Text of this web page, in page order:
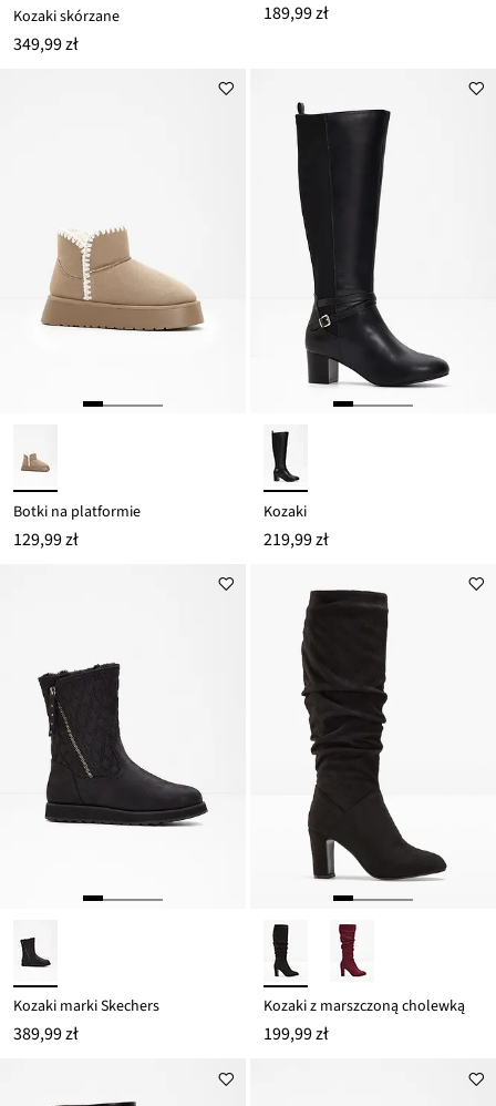
Kozaki skórzane
349,99 zł
189,99 zł
Botki na platformie
129,99 zł
Kozaki
219,99 zł
Kozaki marki Skechers
389,99 zł
Kozaki z marszczoną cholewką
199,99 zł